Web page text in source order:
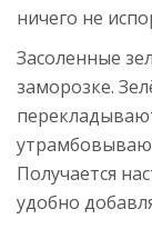
ничего не
Засоленные
заморозке.
Получается
удобно